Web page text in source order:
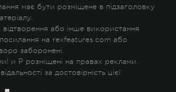
має бути розміщене в підзаголовку
або інше використання
посилання на rexfeatures.com або
заборонені.
! и P розміщені на правах реклами.
за достовірність цієї